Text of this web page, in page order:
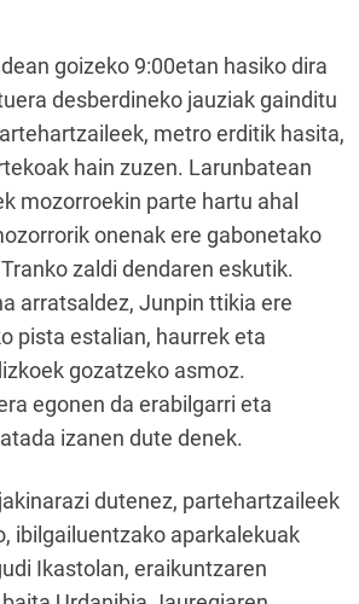
goizeko 9:00etan hasiko dira
desberdineko jauziak gainditu
metro erditik hasita,
hain zuzen. Larunbatean
mozorroekin parte hartu ahal
onenak ere gabonetako
zaldi dendaren eskutik.
arratsaldez, Junpin ttikia ere
pista estalian, haurrek eta
gozatzeko asmoz.
egonen da erabilgarri eta
izanen dute denek.
dutenez, partehartzaileek
ibilgailuentzako aparkalekuak
Ikastolan, eraikuntzaren